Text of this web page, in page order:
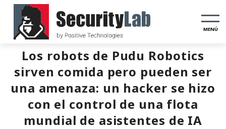
MENÚ
Los robots de Pudu Robotics
sirven comida pero pueden ser
una amenaza: un hacker se hizo
con el control de una flota
mundial de asistentes de IA